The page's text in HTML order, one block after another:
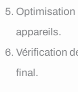
Optimisation
appareils.
Vérification
final.